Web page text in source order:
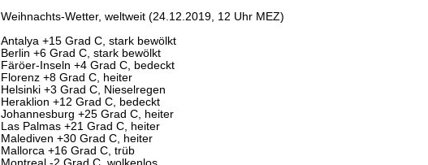
Weihnachts-Wetter, weltweit (24.12.2019, 12 Uhr MEZ)
Antalya +15 Grad C, stark bewölkt
Berlin +6 Grad C, stark bewölkt
Färöer-Inseln +4 Grad C, bedeckt
Florenz +8 Grad C, heiter
Helsinki +3 Grad C, Nieselregen
Heraklion +12 Grad C, bedeckt
Johannesburg +25 Grad C, heiter
Las Palmas +21 Grad C, heiter
Malediven +30 Grad C, heiter
Mallorca +16 Grad C, trüb